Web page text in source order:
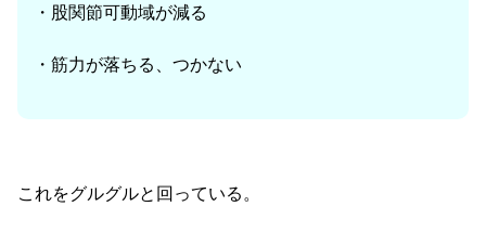
・股関節可動域が減る
・筋力が落ちる、つかない
これをグルグルと回っている。